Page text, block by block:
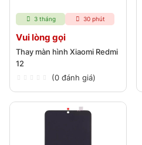
3 tháng 30 phút
Vui lòng gọi
Thay màn hình Xiaomi Redmi
12
(0 đánh giá)